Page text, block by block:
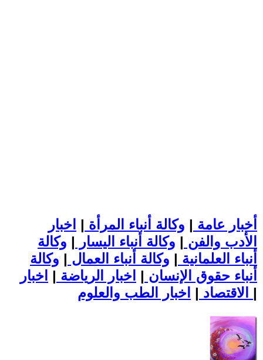
أخبار عامة | وكالة أنباء المرأة | اخبار
الأدب والفن | وكالة أنباء اليسار | وكالة
أنباء العلمانية | وكالة أنباء العمال | وكالة
أنباء حقوق الإنسان | اخبار الرياضة | اخبار
الاقتصاد | |